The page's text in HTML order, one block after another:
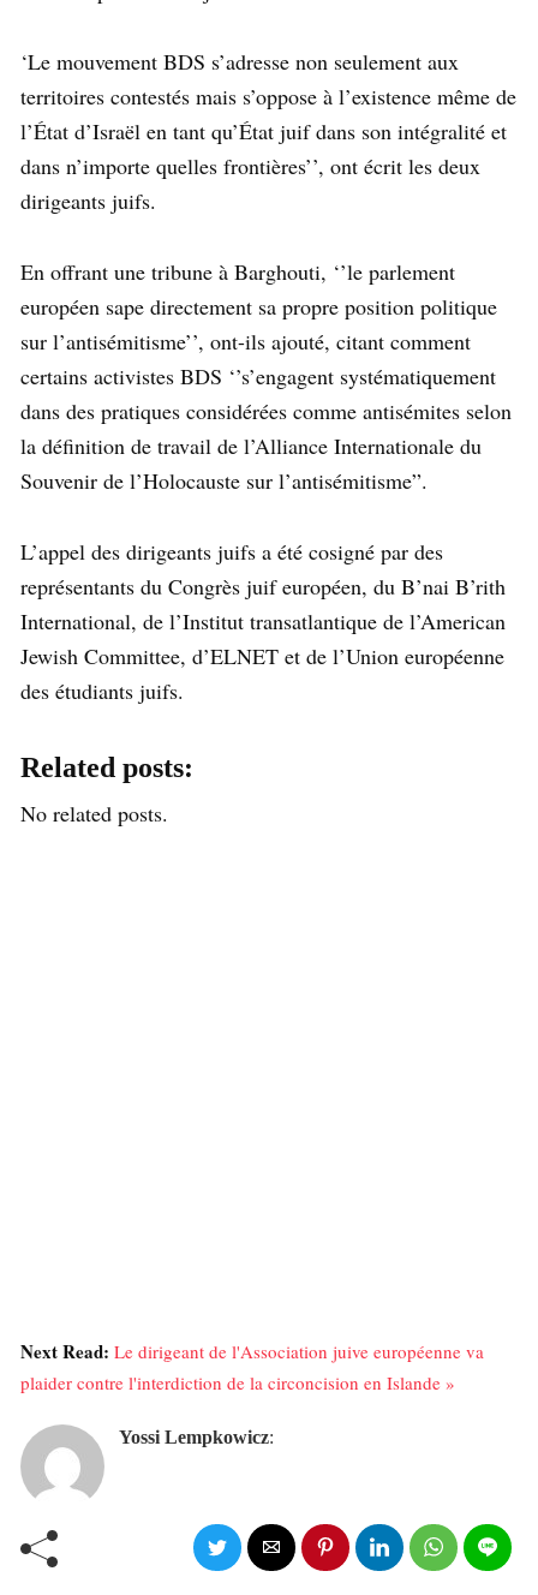
‘Le mouvement BDS s’adresse non seulement aux
territoires contestés mais s’oppose à l’existence même de
l’État d’Israël en tant qu’État juif dans son intégralité et
dans n’importe quelles frontières’’, ont écrit les deux
dirigeants juifs.
En offrant une tribune à Barghouti, ‘’le parlement
européen sape directement sa propre position politique
sur l’antisémitisme’’, ont-ils ajouté, citant comment
certains activistes BDS ‘’s’engagent systématiquement
dans des pratiques considérées comme antisémites selon
la définition de travail de l’Alliance Internationale du
Souvenir de l’Holocauste sur l’antisémitisme”.
L’appel des dirigeants juifs a été cosigné par des
représentants du Congrès juif européen, du B’nai B’rith
International, de l’Institut transatlantique de l’American
Jewish Committee, d’ELNET et de l’Union européenne
des étudiants juifs.
Related posts:
No related posts.
Next Read: Le dirigeant de l'Association juive européenne va
plaider contre l'interdiction de la circoncision en Islande »
Yossi Lempkowicz: